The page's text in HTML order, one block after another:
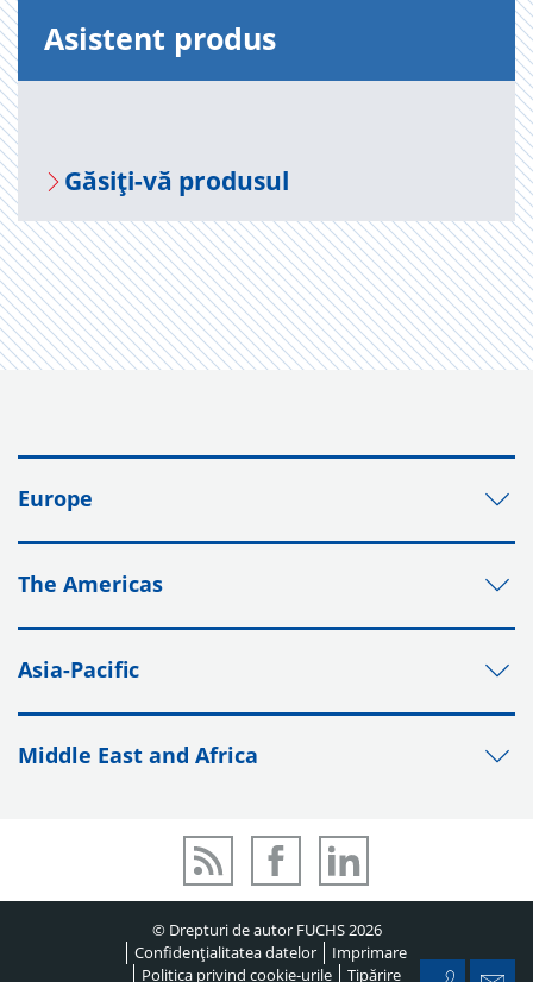
Asis­tent pro­dus
Gă­siți-vă pro­du­sul
Europe
The Americas
Asia-Pacific
Middle East and Africa
© Drepturi de autor FUCHS 2026
Confidențialitatea datelor
Imprimare
Politica privind cookie-urile
Tipărire